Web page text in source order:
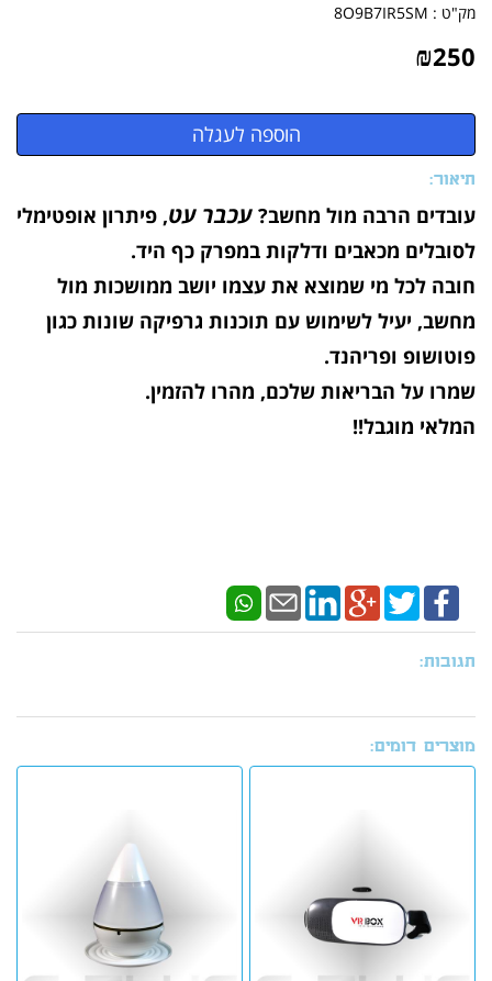
מק"ט : 8O9B7IR5SM
₪250
תיאור:
עובדים הרבה מול מחשב? עכבר עט, פיתרון אופטימלי
לסובלים מכאבים ודלקות במפרק כף היד.
חובה לכל מי שמוצא את עצמו יושב ממושכות מול
מחשב, יעיל לשימוש עם תוכנות גרפיקה שונות כגון
פוטושופ ופריהנד.
שמרו על הבריאות שלכם, מהרו להזמין.
המלאי מוגבל!!
תגובות:
מוצרים דומים: